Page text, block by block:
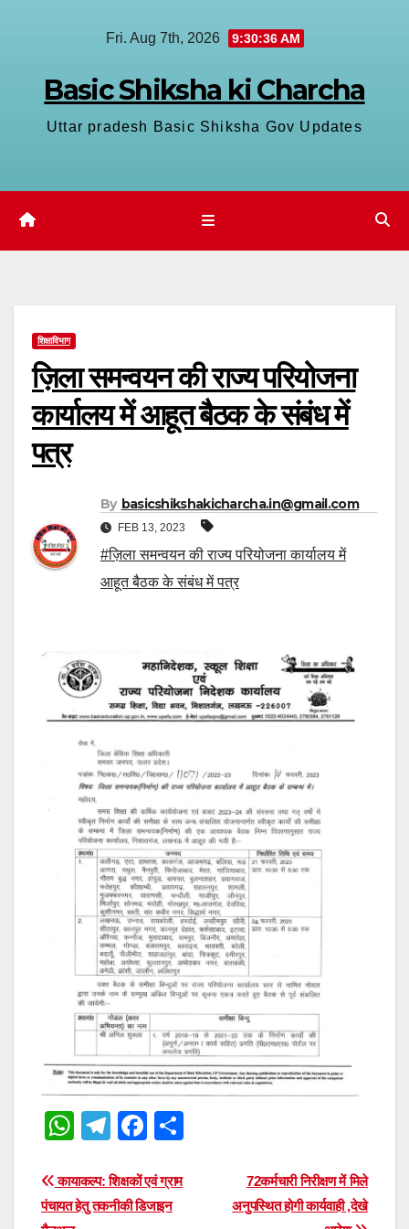
Fri. Aug 7th, 2026 9:30:37 AM
Basic Shiksha ki Charcha
Uttar pradesh Basic Shiksha Gov Updates
शिक्षाविभाग
ज़िला समन्वयन की राज्य परियोजना
कार्यालय में आहूत बैठक के संबंध में
पत्र
By basicshikshakicharcha.in@gmail.com
FEB 13, 2023
#ज़िला समन्वयन की राज्य परियोजना कार्यालय में
आहूत बैठक के संबंध में पत्र
W
at
s
T
e
gr
F
c
e
Post
72कर्मचारी निरीक्षण में मिले
अनुपस्थित होगी कार्यवाही ,देखे
कायाकल्प: शिक्षकों एवं ग्राम
पंचायत हेतु तकनीकी डिजाइन